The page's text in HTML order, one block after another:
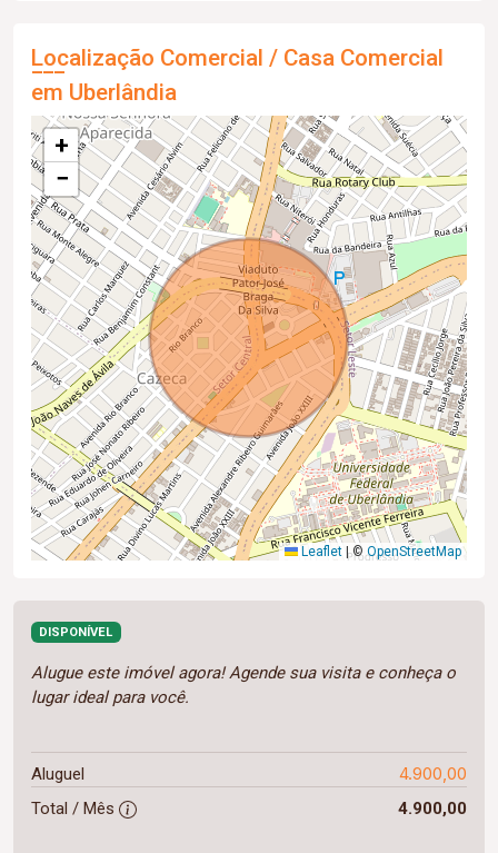
Localização Comercial / Casa Comercial
em Uberlândia
+
−
Leaflet |©OpenStreetMap
DISPONÍVEL
Alugue este imóvel agora! Agende sua visita e conheça o
lugar ideal para você.
Aluguel 4.900,00
Total / Mês 4.900,00